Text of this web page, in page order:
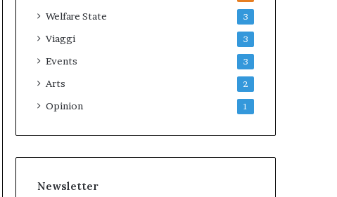
Welfare State 3
Viaggi 3
Events 3
Arts 2
Opinion 1
Newsletter